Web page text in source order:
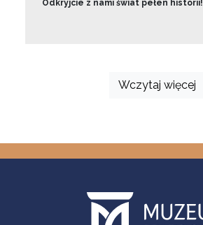
Odkryjcie z nami świat pełen historii!
Wczytaj więcej